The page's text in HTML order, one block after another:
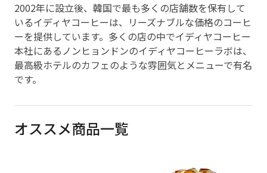
2002年に設立後、韓国で最も多くの店舗数を保有して
いるイディヤコーヒーは、リーズナブルな価格のコーヒ
ーを提供しています。多くの店の中でイディヤコーヒー
本社にあるノンヒョンドンのイディヤコーヒーラボは、
最高級ホテルのカフェのような雰囲気とメニューで有名
です。
オススメ商品一覧